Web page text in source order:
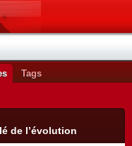
Tags
de l’évolution